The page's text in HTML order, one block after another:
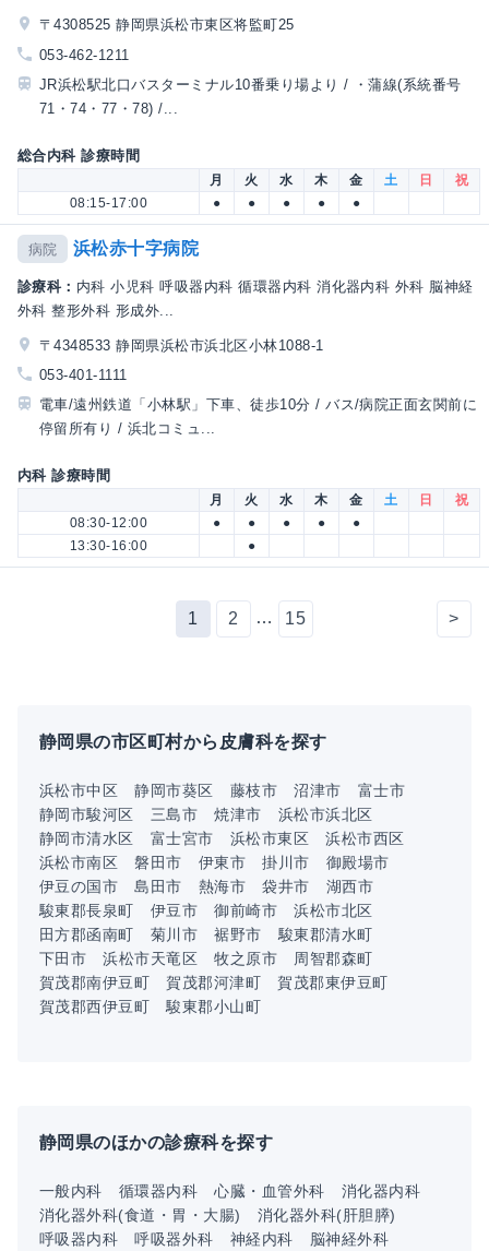
〒4308525 静岡県浜松市東区将監町25
053-462-1211
JR浜松駅北口バスターミナル10番乗り場より / ・蒲線(系統番号
71・74・77・78) /...
総合内科 診療時間
月 火 水 木 金 土 日
祝
08:15-17:00
● ● ● ● ●
病院 浜松赤十字病院
診療科： 内科 小児科 呼吸器内科 循環器内科 消化器内科 外科 脳神経
外科 整形外科 形成外...
〒4348533 静岡県浜松市浜北区小林1088-1
053-401-1111
電車/遠州鉄道「小林駅」下車、徒歩10分 / バス/病院正面玄関前に
停留所有り / 浜北コミュ...
内科 診療時間
月 火 水 木 金 土 日
祝
08:30-12:00
● ● ● ●
●
13:30-16:00
●
1 2 … 15 >
静岡県の市区町村から皮膚科を探す
浜松市中区 静岡市葵区 藤枝市 沼津市
富士市
静岡市駿河区
三島市 焼津市
浜松市浜北区
静岡市清水区
富士宮市 浜松市東区
浜松市西区
浜松市南区
磐田市 伊東市 掛川市
御殿場市
伊豆の国市
島田市 熱海市 袋井市
湖西市
駿東郡長泉町
伊豆市 御前崎市
浜松市北区
田方郡函南町
菊川市 裾野市
駿東郡清水町
下田市
浜松市天竜区 牧之原市
周智郡森町
賀茂郡南伊豆町
賀茂郡河津町
賀茂郡東伊豆町
賀茂郡西伊豆町
駿東郡小山町
静岡県のほかの診療科を探す
一般内科 循環器内科 心臓・血管外科
消化器内科
消化器外科(食道・胃・大腸)
消化器外科(肝胆膵)
呼吸器内科
呼吸器外科 神経内科
脳神経外科